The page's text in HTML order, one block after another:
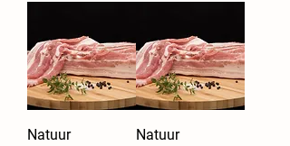
Natuur
Natuur